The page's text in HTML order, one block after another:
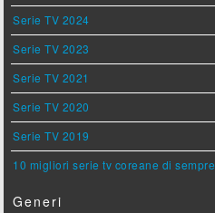
Serie TV 2024
Serie TV 2023
Serie TV 2021
Serie TV 2020
Serie TV 2019
10 migliori serie tv coreane di sempre
Generi